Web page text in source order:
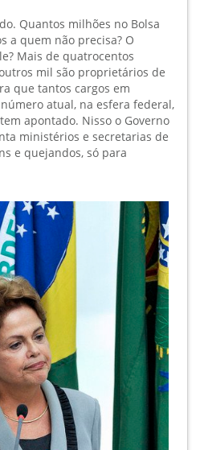
Quantos milhões no Bolsa
a quem não precisa? O
Mais de quatrocentos
mil são proprietários de
que tantos cargos em
atual, na esfera federal,
apontado. Nisso o Governo
ministérios e secretarias de
e quejandos, só para